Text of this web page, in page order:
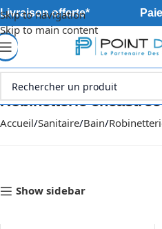
Skip to navigation
Skip to main content
Livraison offerte*
Robinetterie encastrée
Accueil Sanitaire Bain
Show sidebar